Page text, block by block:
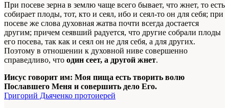
При посеве зерна в землю чаще всего бывает, что жнет, то есть
собирает плоды, тот, кто и сеял, ибо и сеял-то он для себя; при
посеве же слова духовная жатва почти всегда достается
другим; причем сеявший радуется, что другие собрали плоды
его посева, так как и сеял он не для себя, а для других.
Поэтому в отношении к духовной ниве совершенно
справедливо, что один сеет, а другой жнет.
Иисус говорит им: Моя пища есть творить волю
Пославшего Меня и совершить дело Его.
Григорий Дьяченко протоиерей